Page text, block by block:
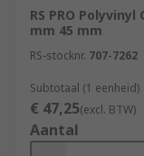
Home
RS PRO
mm 45 mm
RS-stocknr. 707-7262
Subtotaal (1 eenheid)
€ 47,25(excl. BTW)
Aantal